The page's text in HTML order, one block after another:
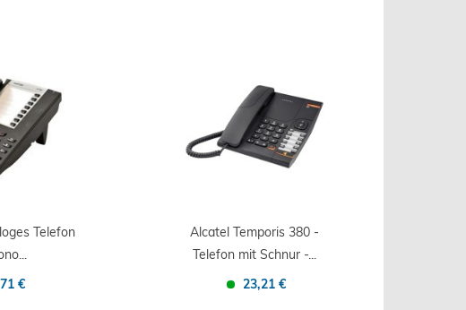
Telefon
€
Alcatel Temporis 380 -
Telefon mit Schnur -...
23,21 €